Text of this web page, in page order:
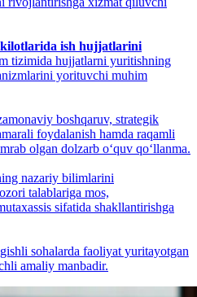
ish hujjatlarini
tizimida hujjatlarni yuritishning
yorituvchi muhim
boshqaruv, strategik
foydalanish hamda raqamli
olgan dolzarb o‘quv qo‘llanma.
nazariy bilimlarini
talablariga mos,
sifatida shakllantirishga
sohalarda faoliyat yuritayotgan
amaliy manbadir.